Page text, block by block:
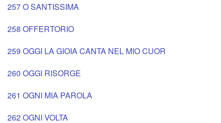
257 O SANTISSIMA
258 OFFERTORIO
259 OGGI LA GIOIA CANTA NEL MIO CUOR
260 OGGI RISORGE
261 OGNI MIA PAROLA
262 OGNI VOLTA